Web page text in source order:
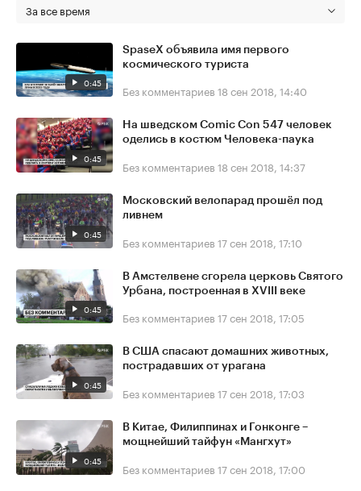
За все время
0:45
SpaseX объявила имя первого
космического туриста
Без комментариев 18 сен 2018, 14:40
0:45
На шведском Comic Con 547 человек
оделись в костюм Человека-паука
Без комментариев 18 сен 2018, 14:37
0:45
Московский велопарад прошёл под
ливнем
Без комментариев 17 сен 2018, 17:10
0:45
В Амстелвене сгорела церковь Святого
Урбана, построенная в XVIII веке
Без комментариев 17 сен 2018, 17:05
0:45
В США спасают домашних животных,
пострадавших от урагана
Без комментариев 17 сен 2018, 17:03
0:45
В Китае, Филиппинах и Гонконге –
мощнейший тайфун «Мангхут»
Без комментариев 17 сен 2018, 17:00